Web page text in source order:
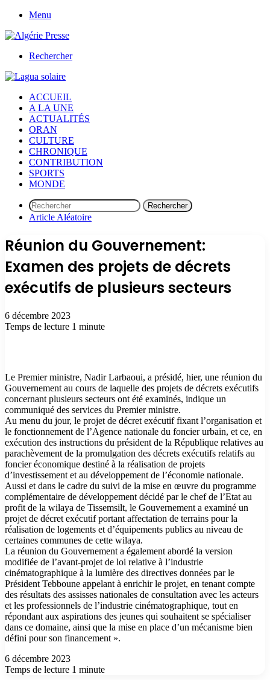
Menu
Rechercher
ACCUEIL
A LA UNE
ACTUALITÉS
ORAN
CULTURE
CHRONIQUE
CONTRIBUTION
SPORTS
MONDE
Rechercher
Article Aléatoire
Réunion du Gouvernement:
Examen des projets de décrets
exécutifs de plusieurs secteurs
6 décembre 2023
Temps de lecture 1 minute
Le Premier ministre, Nadir Larbaoui, a présidé, hier, une réunion du
Gouvernement au cours de laquelle des projets de décrets exécutifs
concernant plusieurs secteurs ont été examinés, indique un
communiqué des services du Premier ministre.
Au menu du jour, le projet de décret exécutif fixant l’organisation et
le fonctionnement de l’Agence nationale du foncier urbain, et ce, en
exécution des instructions du président de la République relatives au
parachèvement de la promulgation des décrets exécutifs relatifs au
foncier économique destiné à la réalisation de projets
d’investissement et au développement de l’économie nationale.
Aussi et dans le cadre du suivi de la mise en œuvre du programme
complémentaire de développement décidé par le chef de l’Etat au
profit de la wilaya de Tissemsilt, le Gouvernement a examiné un
projet de décret exécutif portant affectation de terrains pour la
réalisation de logements et d’équipements publics au niveau de
certaines communes de cette wilaya.
La réunion du Gouvernement a également abordé la version
modifiée de l’avant-projet de loi relative à l’industrie
cinématographique à la lumière des directives données par le
Président Tebboune appelant à enrichir le projet, en tenant compte
des résultats des assisses nationales de consultation avec les acteurs
et les professionnels de l’industrie cinématographique, tout en
répondant aux aspirations des jeunes qui souhaitent se spécialiser
dans ce domaine, ainsi que la mise en place d’un mécanisme bien
défini pour son financement ».
6 décembre 2023
Temps de lecture 1 minute